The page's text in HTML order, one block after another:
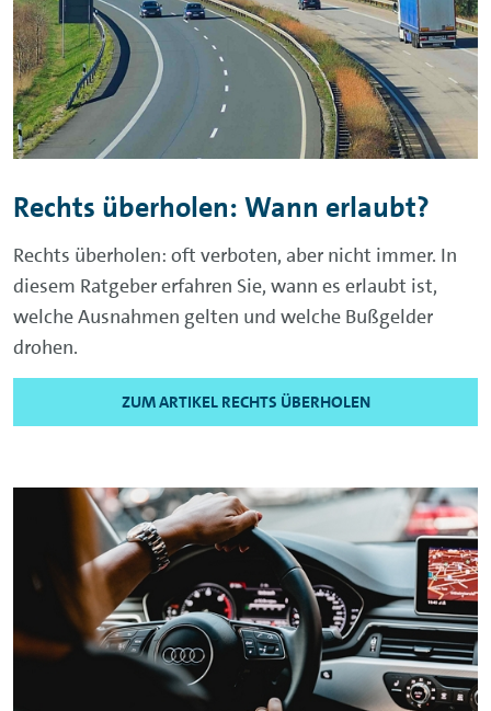
Rechts überholen: Wann erlaubt?
Rechts überholen: oft verboten, aber nicht immer. In
diesem Ratgeber erfahren Sie, wann es erlaubt ist,
welche Ausnahmen gelten und welche Bußgelder
drohen.
ZUM ARTIKEL RECHTS ÜBERHOLEN